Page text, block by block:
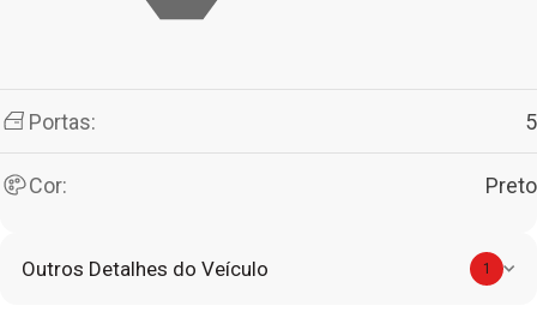
Portas: 5
Cor: Preto
Outros Detalhes do Veículo 1